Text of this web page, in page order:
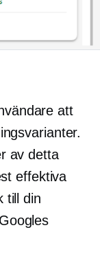
att
av detta
effektiva
till din